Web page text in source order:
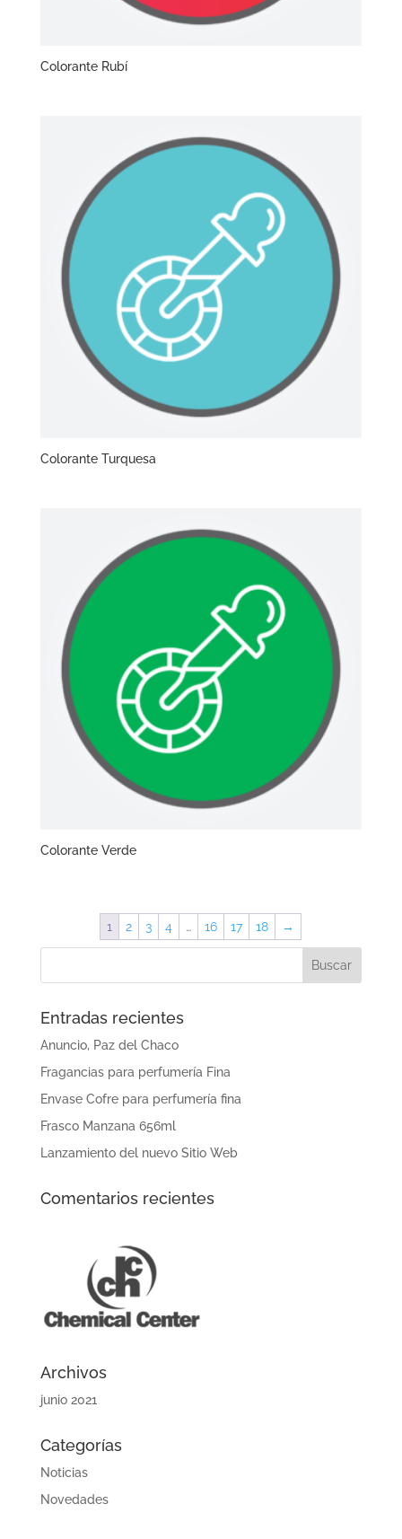
Colorante Rubí
Colorante Turquesa
Colorante Verde
1 2 3 4 … 16 17 18 →
Entradas recientes
Anuncio, Paz del Chaco
Fragancias para perfumería Fina
Envase Cofre para perfumería fina
Frasco Manzana 656ml
Lanzamiento del nuevo Sitio Web
Comentarios recientes
Archivos
junio 2021
Categorías
Noticias
Novedades